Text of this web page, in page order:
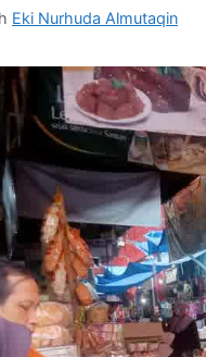
Eki Nurhuda Almutaqin